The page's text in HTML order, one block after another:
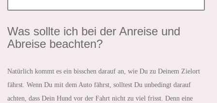
Was sollte ich bei der Anreise und
Abreise beachten?
Natürlich kommt es ein bisschen darauf an, wie Du zu Deinem Zielort
fährst. Wenn Du mit dem Auto fährst, solltest Du unbedingt darauf
achten, dass Dein Hund vor der Fahrt nicht zu viel frisst. Denn eine